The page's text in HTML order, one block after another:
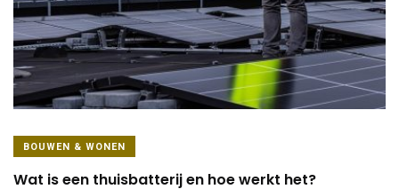
BOUWEN & WONEN
Wat is een thuisbatterij en hoe werkt het?